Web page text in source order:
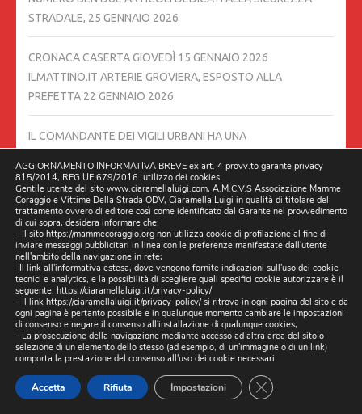
STRADALE, 25 GENNAIO 2026
CRONACA CASERTA GIOVEDÌ 15 GENNAIO 2026
ILMATTINO.IT ARTERIE GROVIERA, ESPOSTO ALLA
PREFETTA 22 GENNAIO 2026
IL COMANDANTE DEI VIGILI URBANI HA UNA
GENNAIO 2026
𝐔𝐧 𝐦𝐞𝐬𝐬𝐚𝐠𝐠𝐢𝐨 𝐜𝐡𝐞 𝐯𝐚 𝐨𝐥𝐭𝐫𝐞 𝐢𝐥 𝐍𝐚𝐭𝐚𝐥𝐞, 𝐮𝐧 𝐢𝐦𝐩𝐞𝐠𝐧𝐨 𝐜𝐡𝐞 𝐜𝐨𝐧𝐭𝐢𝐧𝐮𝐚
𝐭𝐮𝐭𝐭𝐨 𝐥’𝐚𝐧𝐧𝐨18 GENNAIO 2026
RINGRAZIAMO CITTÀ METROPOLITANA PER AVERCI RESO
PARTECIPI ASSIEME A TANTE ALTRE REALTÀ, COME
ASSOCIAZIONE MAMME CORAGGIO E VITTIME DELLA
STRADA…….17 GENNAIO 2026
DI MELINA CHIAPPARINO 15 GENNAIO 2026
AGGIORNAMENTO INFORMATIVA BREVE ex art. 4 provv.to garante privacy
815/2014, REG UE 679/2016. utilizzo dei cookies.
Gentile utente del sito www.ciaramellaluigi.com, A.M.C.V.S Associazione Mamme
Coraggio e Vittime Della Strada ODV, Ciaramella Luigi in qualità di titolare del
trattamento ovvero di editore così come identificato dal Garante nel provvedimento
di cui sopra, desidera informare che:
- Il sito https://mammecoraggio.org non utilizza cookie di profilazione al fine di
inviare messaggi pubblicitari in linea con le preferenze manifestate dall'utente
nell'ambito della navigazione in rete;
-Il link all'informativa estesa, dove vengono fornite indicazioni sull'uso dei cookie
tecnici e analytics, e la possibilità di scegliere quali specifici cookie autorizzare è il
seguente: https://ciaramellaluigi.it/privacy-policy/
- Il link https://ciaramellaluigi.it/privacy-policy/si ritrova in ogni pagina del sito e da
ogni pagina è pertanto possibile e in qualunque momento cambiare le impostazioni
di consenso e negare il consenso all'installazione di qualunque cookies;
- La prosecuzione della navigazione mediante accesso ad altra area del sito o
selezione di un elemento dello stesso (ad esempio, di un'immagine o di un link)
comporta la prestazione del consenso all'uso dei cookie necessari.
Accetta Rifiuta Impostazioni CLOSE GDPR